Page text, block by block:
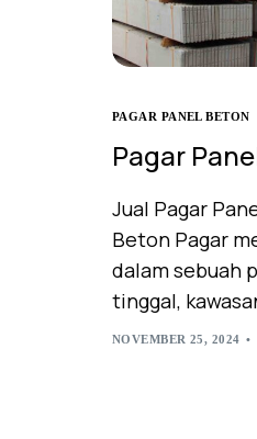
PAGAR PANEL BETON
Pagar
Jual Pagar
Beton Pagar
dalam sebuah
tinggal,
NOVEMBER 25, 2024